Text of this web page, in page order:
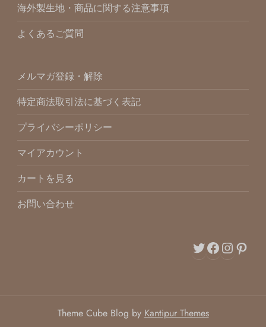
海外製生地・商品に関する注意事項
よくあるご質問
メルマガ登録・解除
特定商法取引法に基づく表記
プライバシーポリシー
マイアカウント
カートを見る
お問い合わせ
Twitter
Theme Cube Blog by Kantipur Themes